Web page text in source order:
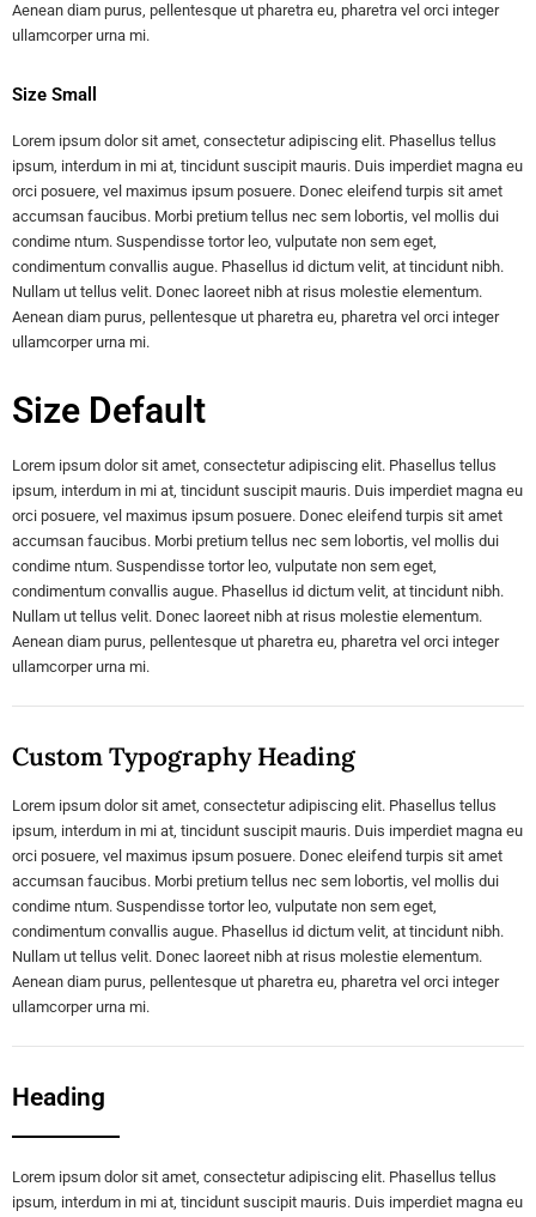
Aenean diam purus, pellentesque ut pharetra eu, pharetra vel orci integer
ullamcorper urna mi.
Size Small
Lorem ipsum dolor sit amet, consectetur adipiscing elit. Phasellus tellus
ipsum, interdum in mi at, tincidunt suscipit mauris. Duis imperdiet magna eu
orci posuere, vel maximus ipsum posuere. Donec eleifend turpis sit amet
accumsan faucibus. Morbi pretium tellus nec sem lobortis, vel mollis dui
condime ntum. Suspendisse tortor leo, vulputate non sem eget,
condimentum convallis augue. Phasellus id dictum velit, at tincidunt nibh.
Nullam ut tellus velit. Donec laoreet nibh at risus molestie elementum.
Aenean diam purus, pellentesque ut pharetra eu, pharetra vel orci integer
ullamcorper urna mi.
Size Default
Lorem ipsum dolor sit amet, consectetur adipiscing elit. Phasellus tellus
ipsum, interdum in mi at, tincidunt suscipit mauris. Duis imperdiet magna eu
orci posuere, vel maximus ipsum posuere. Donec eleifend turpis sit amet
accumsan faucibus. Morbi pretium tellus nec sem lobortis, vel mollis dui
condime ntum. Suspendisse tortor leo, vulputate non sem eget,
condimentum convallis augue. Phasellus id dictum velit, at tincidunt nibh.
Nullam ut tellus velit. Donec laoreet nibh at risus molestie elementum.
Aenean diam purus, pellentesque ut pharetra eu, pharetra vel orci integer
ullamcorper urna mi.
Custom Typography Heading
Lorem ipsum dolor sit amet, consectetur adipiscing elit. Phasellus tellus
ipsum, interdum in mi at, tincidunt suscipit mauris. Duis imperdiet magna eu
orci posuere, vel maximus ipsum posuere. Donec eleifend turpis sit amet
accumsan faucibus. Morbi pretium tellus nec sem lobortis, vel mollis dui
condime ntum. Suspendisse tortor leo, vulputate non sem eget,
condimentum convallis augue. Phasellus id dictum velit, at tincidunt nibh.
Nullam ut tellus velit. Donec laoreet nibh at risus molestie elementum.
Aenean diam purus, pellentesque ut pharetra eu, pharetra vel orci integer
ullamcorper urna mi.
Heading
Lorem ipsum dolor sit amet, consectetur adipiscing elit. Phasellus tellus
ipsum, interdum in mi at, tincidunt suscipit mauris. Duis imperdiet magna eu